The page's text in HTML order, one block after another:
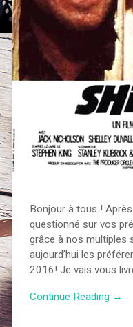
Bonjour à tous !
questionné sur vos
grâce à nos multiples
aujourd’hui les
2016! Je vais vous
Continue Reading →